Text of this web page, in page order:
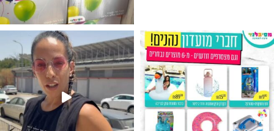
מין העובר רק במסיבלנד !! קיים